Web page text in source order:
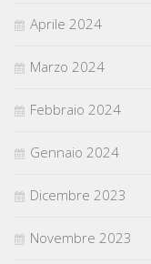
Aprile 2024
Marzo 2024
Febbraio 2024
Gennaio 2024
Dicembre 2023
Novembre 2023